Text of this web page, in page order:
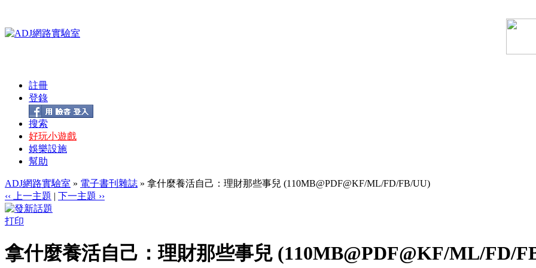
註冊
登錄
搜索
好玩小遊戲
娛樂設施
幫助
ADJ網路實驗室 » 電子書刊雜誌 » 拿什麼養活自己：理財那些事兒 (110MB@PDF@KF/ML/FD/FB/UU)
‹‹ 上一主題 | 下一主題 ››
打印
拿什麼養活自己：理財那些事兒 (110MB@PDF@KF/ML/FD/